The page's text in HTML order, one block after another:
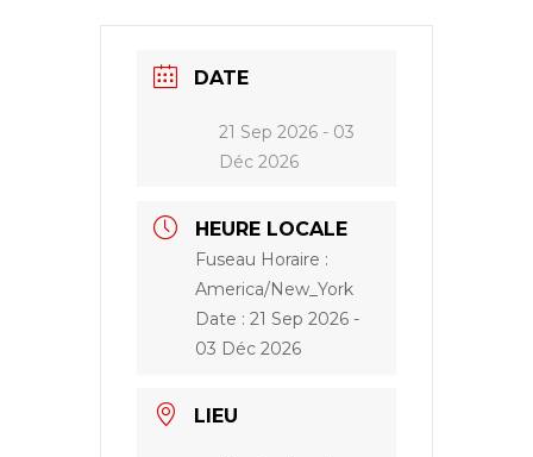
DATE
21 Sep 2026 - 03
Déc 2026
HEURE LOCALE
Fuseau Horaire :
America/New_York
Date : 21 Sep 2026 -
03 Déc 2026
LIEU